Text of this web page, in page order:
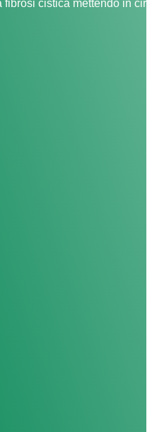
cistica mettendo in